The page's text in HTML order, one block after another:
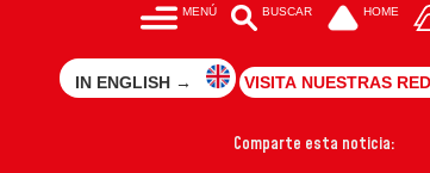
MENÚ BUSCAR HOME
IN ENGLISH → VISITA NUESTRAS
Comparte esta noticia: